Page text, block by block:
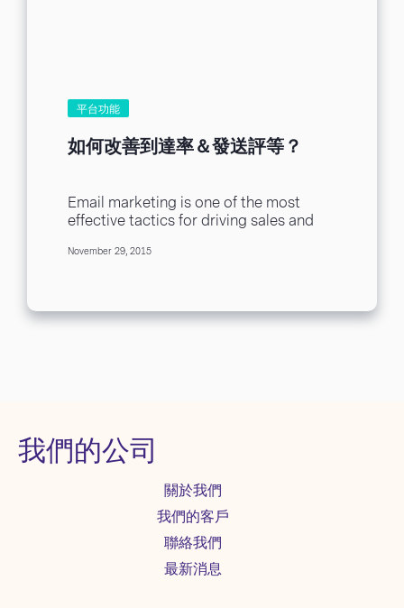
平台功能
如何改善到達率＆發送評等？
Email marketing is one of the most
effective tactics for driving sales and
depends on...
November 29, 2015
我們的公司
關於我們
我們的客戶
聯絡我們
最新消息